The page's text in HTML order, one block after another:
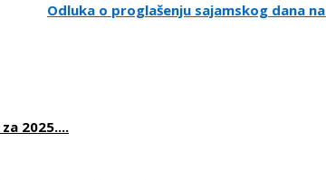
Odluka o proglašenju sajamskog dana
2025....